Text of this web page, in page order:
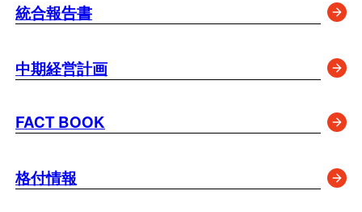
統合報告書
中期経営計画
FACT BOOK
格付情報